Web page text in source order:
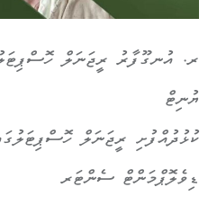
ރ. އުނގޫފާރު ރީޖަނަލް
ޔުނިޓް
ކުޅުދުއްފުށި ރީޖަނަލް
ޑިވެލޮޕްމަންޓް ސެންޓަރ